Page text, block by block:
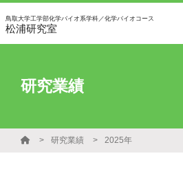
鳥取大学工学部化学バイオ系学科／化学バイオコース
松浦研究室
研究業績
研究業績 2025年